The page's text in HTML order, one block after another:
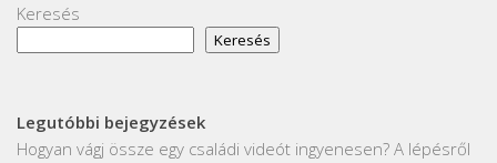
Keresés
Keresés
Legutóbbi bejegyzések
Hogyan vágj össze egy családi videót ingyenesen? A lépésről